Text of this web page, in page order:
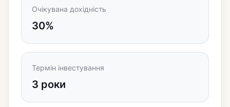
Очікувана дохідність
30%
Термін інвестування
3 роки